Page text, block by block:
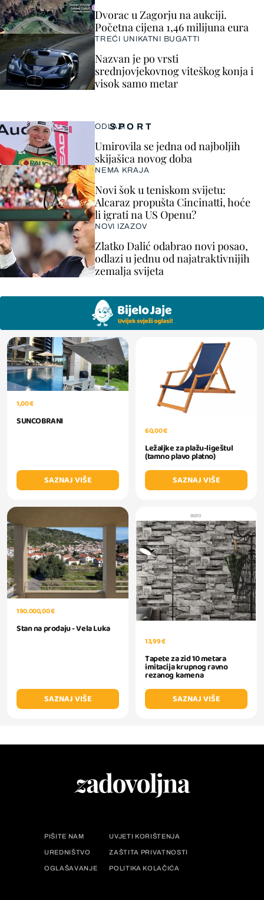
SPORT
ODLAZI
Umirovila se jedna od najboljih
skijašica novog doba
NEMA KRAJA
Novi šok u teniskom svijetu:
Alcaraz propušta Cincinatti, hoće
li igrati na US Openu?
NOVI IZAZOV
Zlatko Dalić odabrao novi posao,
odlazi u jednu od najatraktivnijih
zemalja svijeta
Dvorac u Zagorju na aukciji.
Početna cijena 1,46 milijuna eura
TREĆI UNIKATNI BUGATTI
Nazvan je po vrsti
srednjovjekovnog viteškog konja i
visok samo metar
1,00 €
SUNCOBRANI
SAZNAJ VIŠE
60,00 €
Ležaljke za plažu-ligeštul
(tamno plavo platno)
SAZNAJ VIŠE
190.000,00 €
Stan na prodaju - Vela Luka
SAZNAJ VIŠE
13,99 €
Tapete za zid 10 metara
imitacija krupnog ravno
rezanog kamena
SAZNAJ VIŠE
PIŠITE NAM UVJETI KORIŠTENJA
UREDNIŠTVO ZAŠTITA PRIVATNOSTI
OGLAŠAVANJE POLITIKA KOLAČIĆA